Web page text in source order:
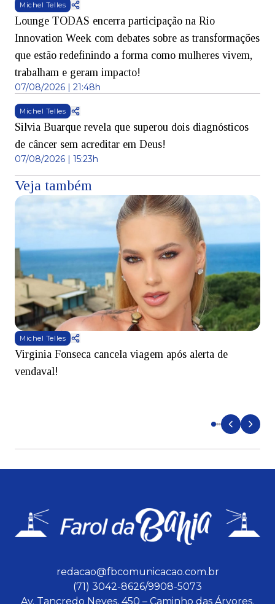
Michel Telles
Lounge TODAS encerra participação na Rio
Innovation Week com debates sobre as transformações
que estão redefinindo a forma como mulheres vivem,
trabalham e geram impacto!
07/08/2026 | 21:48h
Michel Telles
Silvia Buarque revela que superou dois diagnósticos
de câncer sem acreditar em Deus!
07/08/2026 | 15:23h
Veja também
Michel Telles
Virginia Fonseca cancela viagem após alerta de
vendaval!
redacao@fbcomunicacao.com.br
(71) 3042-8626/9908-5073
Av. Tancredo Neves, 450 – Caminho das Árvores.